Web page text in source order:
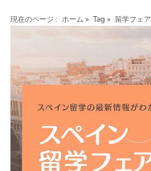
現在のページ : ホーム » Tag » 留学フェア